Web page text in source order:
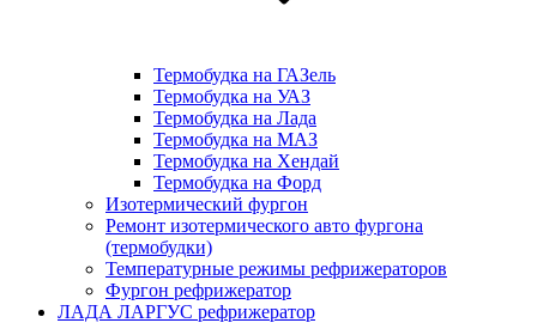
Термобудка на ГАЗель
Термобудка на УАЗ
Термобудка на Лада
Термобудка на МАЗ
Термобудка на Хендай
Термобудка на Форд
Изотермический фургон
Ремонт изотермического авто фургона
(термобудки)
Температурные режимы рефрижераторов
Фургон рефрижератор
ЛАДА ЛАРГУС рефрижератор